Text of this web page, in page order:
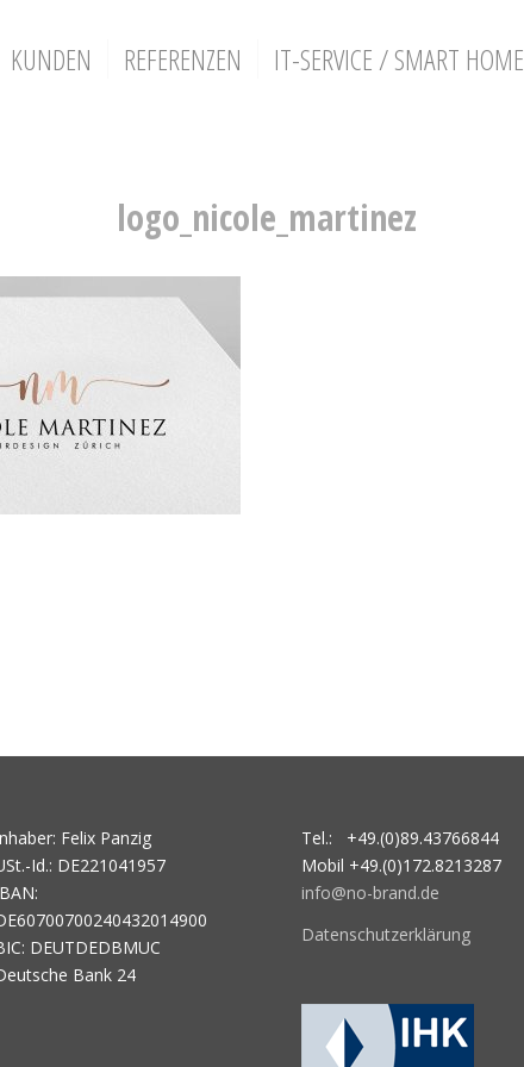
KUNDEN REFERENZEN IT-SERVICE / SMART HOME
logo_nicole_martinez
Felix Panzig
Id.: DE221041957
DEUTDEDBMUC
Bank 24
Tel.: +49.(0)89.43766844
Mobil +49.(0)172.8213287
info@no-brand.de
Datenschutzerklärung